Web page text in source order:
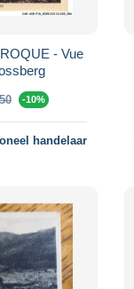
- Vue
-10%
handelaar